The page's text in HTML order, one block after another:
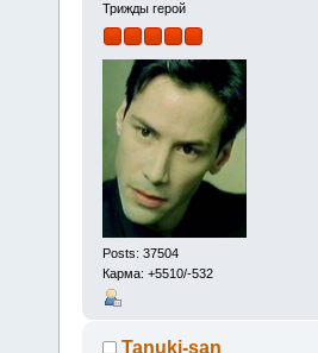
Трижды герой
Posts: 37504
Карма: +5510/-532
Tanuki-san